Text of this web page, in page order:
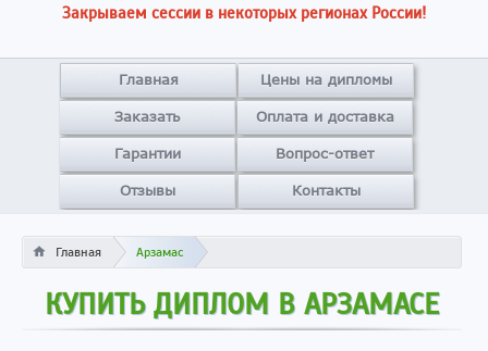
Закрываем сессии в некоторых регионах России!
Главная Цены на дипломы
Заказать Оплата и доставка
Гарантии Вопрос-ответ
Отзывы Контакты
Главная Арзамас
КУПИТЬ ДИПЛОМ В АРЗАМАСЕ